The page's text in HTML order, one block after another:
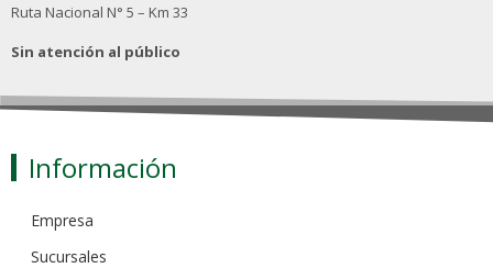
Ruta Nacional N° 5 – Km 33
Sin atención al público
Información
Empresa
Sucursales